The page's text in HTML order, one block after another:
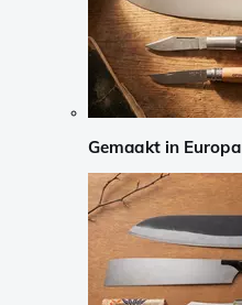
Gemaakt in Europa